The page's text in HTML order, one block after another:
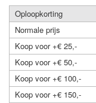
Oploopkorting
Normale prijs
Koop voor +€ 25,-
Koop voor +€ 50,-
Koop voor +€ 100,-
Koop voor +€ 150,-